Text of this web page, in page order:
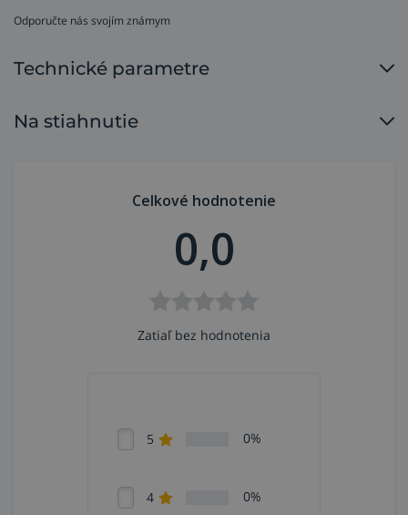
kónický typ T29,
priemer 150 mm,
mm.
strojárskej výrobe, pri ťažbe ropy a zemného plynu, v
lodnej a železničnej doprave, pri výrobe nádrží a
Odporučte nás svojím známym
Technické parametre
Na stiahnutie
Celkové hodnotenie
0,0
Zatiaľ bez hodnotenia
5 0%
4 0%